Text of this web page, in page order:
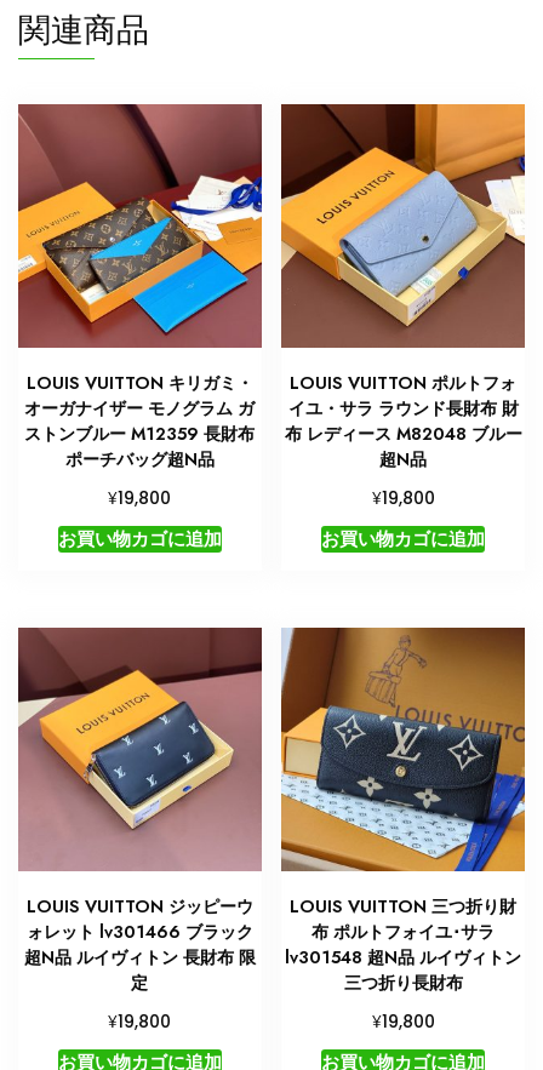
関連商品
LOUIS VUITTON キリガミ・
オーガナイザー モノグラム ガ
ストンブルー M12359 長財布
ポーチバッグ超N品
¥19,800
お買い物カゴに追加
LOUIS VUITTON ポルトフォ
イユ・サラ ラウンド長財布 財
布 レディース M82048 ブルー
超N品
¥19,800
お買い物カゴに追加
LOUIS VUITTON ジッピーウ
ォレット lv301466 ブラック
超N品 ルイヴィトン 長財布 限
定
¥19,800
お買い物カゴに追加
LOUIS VUITTON 三つ折り財
布 ポルトフォイユ･サラ
lv301548 超N品 ルイヴィトン
三つ折り長財布
¥19,800
お買い物カゴに追加